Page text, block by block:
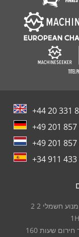
+44 20 331
+49 201
+49 201
+34 911